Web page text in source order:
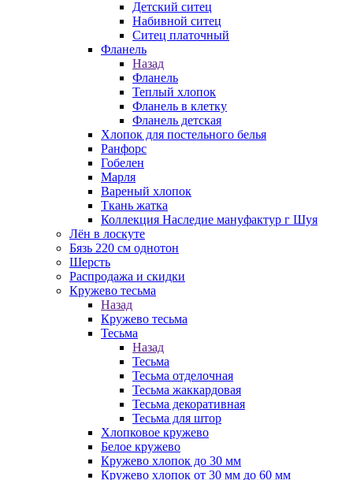
Детский ситец
Набивной ситец
Ситец платочный
Фланель
Назад
Фланель
Теплый хлопок
Фланель в клетку
Фланель детская
Хлопок для постельного белья
Ранфорс
Гобелен
Марля
Вареный хлопок
Ткань жатка
Коллекция Наследие мануфактур г Шуя
Лён в лоскуте
Бязь 220 см однотон
Шерсть
Распродажа и скидки
Кружево тесьма
Назад
Кружево тесьма
Тесьма
Назад
Тесьма
Тесьма отделочная
Тесьма жаккардовая
Тесьма декоративная
Тесьма для штор
Хлопковое кружево
Белое кружево
Кружево хлопок до 30 мм
Кружево хлопок от 30 мм до 60 мм